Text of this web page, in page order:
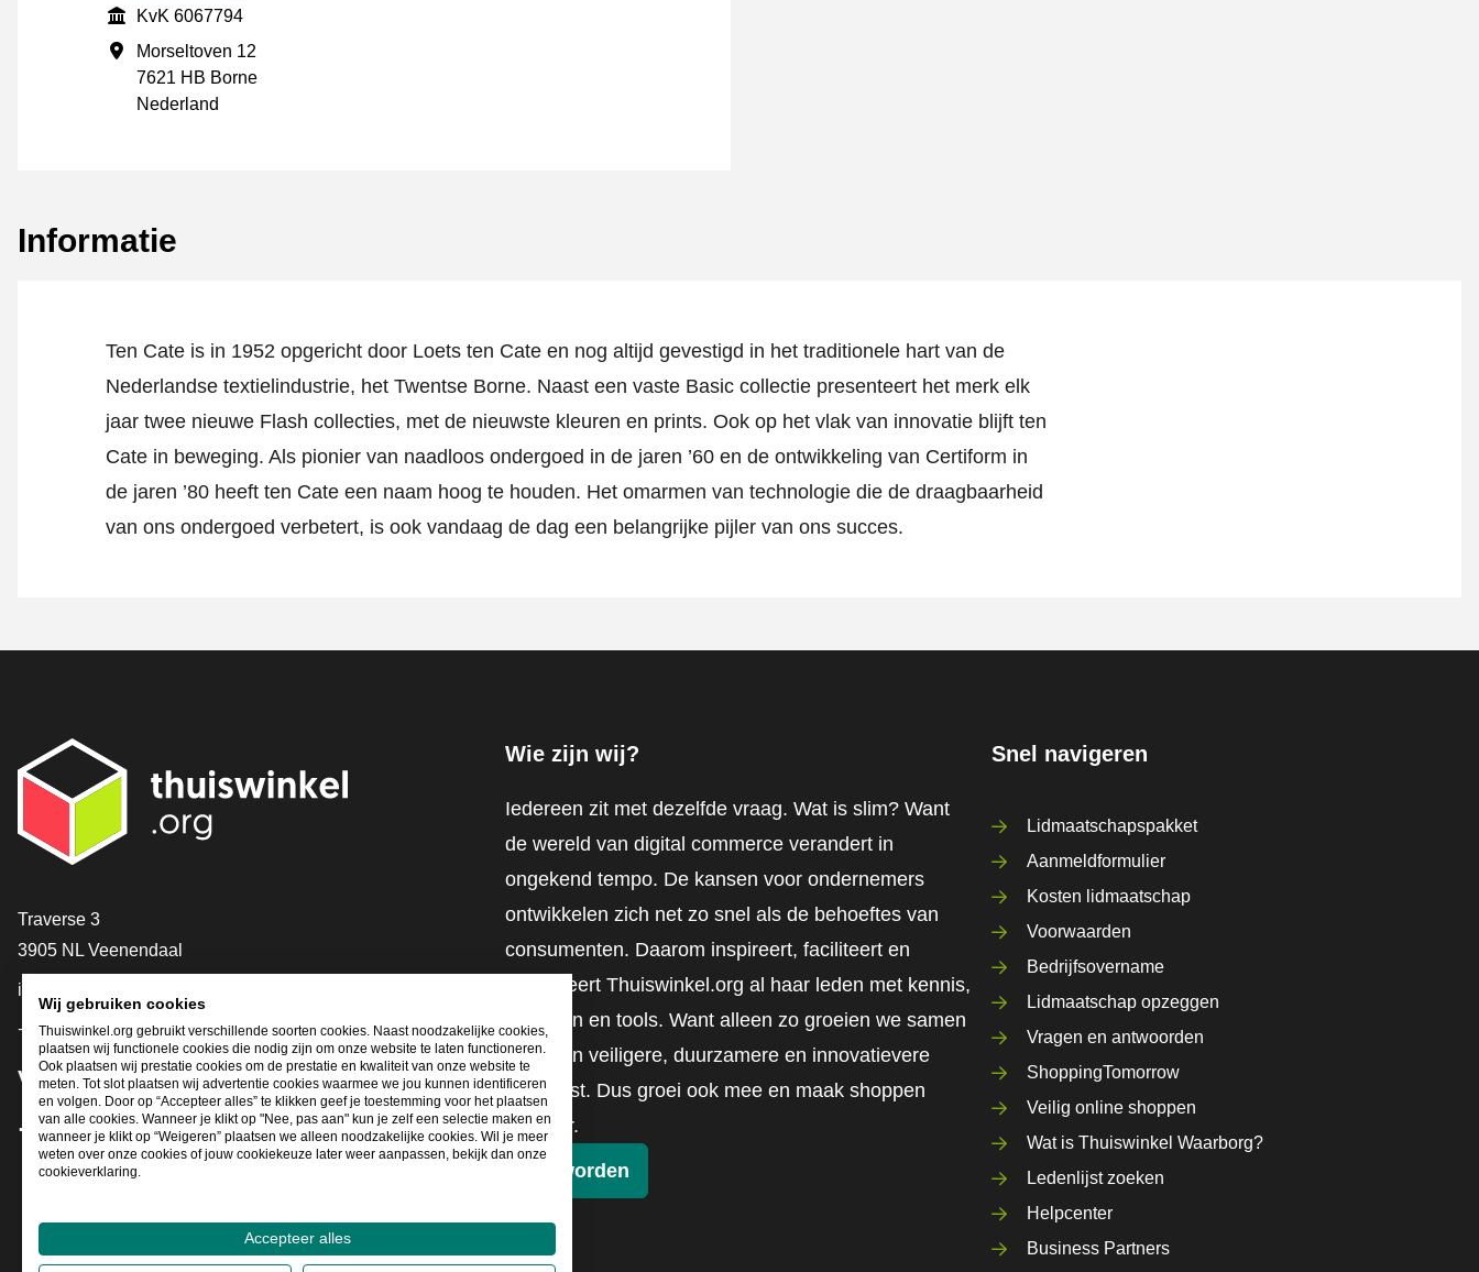
KvK
KvK 6067794
Vestigingsadres
Morseltoven 12
7621 HB Borne
Nederland
Informatie
Ten Cate is in 1952 opgericht door Loets ten Cate en nog altijd gevestigd in het traditionele hart van de
Nederlandse textielindustrie, het Twentse Borne. Naast een vaste Basic collectie presenteert het merk elk
jaar twee nieuwe Flash collecties, met de nieuwste kleuren en prints. Ook op het vlak van innovatie blijft ten
Cate in beweging. Als pionier van naadloos ondergoed in de jaren ’60 en de ontwikkeling van Certiform in
de jaren ’80 heeft ten Cate een naam hoog te houden. Het omarmen van technologie die de draagbaarheid
van ons ondergoed verbetert, is ook vandaag de dag een belangrijke pijler van ons succes.
Contact
Traverse 3
3905 NL Veenendaal
info@thuiswinkel.org
+31 (0)318 64 85 75
Volg je ons al?
Facebook
X LinkedIn
Instagram
YouTube
Wie zijn wij?
Iedereen zit met dezelfde vraag. Wat is slim? Want
de wereld van digital commerce verandert in
ongekend tempo. De kansen voor ondernemers
ontwikkelen zich net zo snel als de behoeftes van
consumenten. Daarom inspireert, faciliteert en
mobiliseert Thuiswinkel.org al haar leden met kennis,
inzichten en tools. Want alleen zo groeien we samen
naar een veiligere, duurzamere en innovatievere
toekomst. Dus groei ook mee en maak shoppen
slimmer.
Lid worden
Snel navigeren
Lidmaatschapspakket
Aanmeldformulier
Kosten lidmaatschap
Voorwaarden
Bedrijfsovername
Lidmaatschap opzeggen
Vragen en antwoorden
ShoppingTomorrow
Veilig online shoppen
Wat is Thuiswinkel Waarborg?
Ledenlijst zoeken
Helpcenter
Business Partners
Wij gebruiken cookies
Thuiswinkel.org gebruikt verschillende soorten cookies. Naast noodzakelijke cookies,
plaatsen wij functionele cookies die nodig zijn om onze website te laten functioneren.
Ook plaatsen wij prestatie cookies om de prestatie en kwaliteit van onze website te
meten. Tot slot plaatsen wij advertentie cookies waarmee we jou kunnen identificeren
en volgen. Door op “Accepteer alles” te klikken geef je toestemming voor het plaatsen
van alle cookies. Wanneer je klikt op "Nee, pas aan" kun je zelf een selectie maken en
wanneer je klikt op “Weigeren” plaatsen we alleen noodzakelijke cookies. Wil je meer
weten over onze cookies of jouw cookiekeuze later weer aanpassen, bekijk dan onze
cookieverklaring.
Accepteer alles